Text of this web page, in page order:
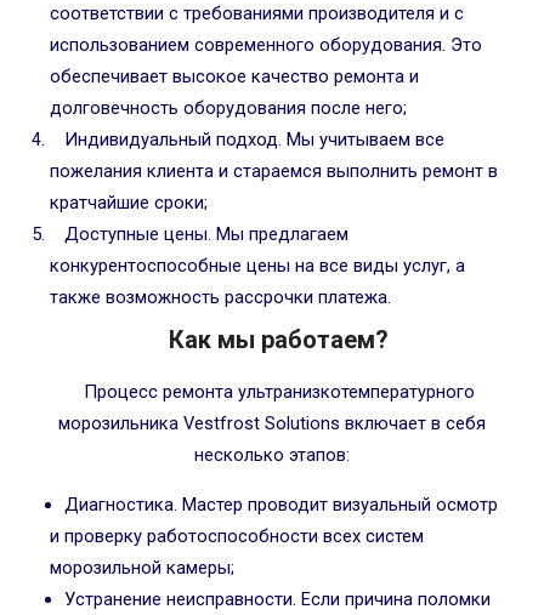
соответствии с требованиями производителя и с
использованием современного оборудования. Это
обеспечивает высокое качество ремонта и
долговечность оборудования после него;
Индивидуальный подход. Мы учитываем все
пожелания клиента и стараемся выполнить ремонт в
кратчайшие сроки;
Доступные цены. Мы предлагаем
конкурентоспособные цены на все виды услуг, а
также возможность рассрочки платежа.
Как мы работаем?
Процесс ремонта ультранизкотемпературного
морозильника Vestfrost Solutions включает в себя
несколько этапов:
Диагностика. Мастер проводит визуальный осмотр
и проверку работоспособности всех систем
морозильной камеры;
Устранение неисправности. Если причина поломки